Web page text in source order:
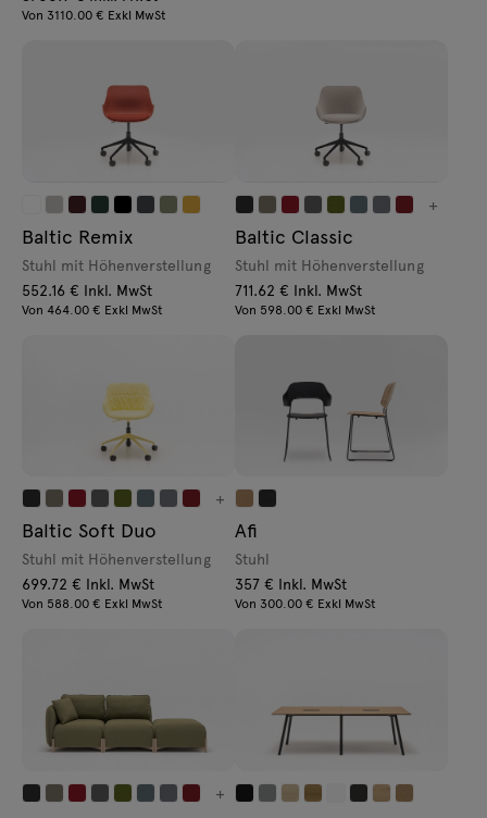
Von 3110.00 € Exkl MwSt
Baltic Remix
Stuhl mit Höhenverstellung
552.16 € Inkl. MwSt
Von 464.00 € Exkl MwSt
+
Baltic Classic
Stuhl mit Höhenverstellung
711.62 € Inkl. MwSt
Von 598.00 € Exkl MwSt
+
Baltic Soft Duo
Stuhl mit Höhenverstellung
699.72 € Inkl. MwSt
Von 588.00 € Exkl MwSt
Afi
Stuhl
357 € Inkl. MwSt
Von 300.00 € Exkl MwSt
+